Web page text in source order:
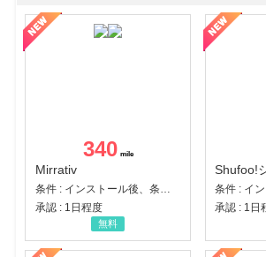
340
Mirrativ
条件 : インストール後、条件達成
承認 : 1日程度
無料
Shufoo!
承認 : 1日